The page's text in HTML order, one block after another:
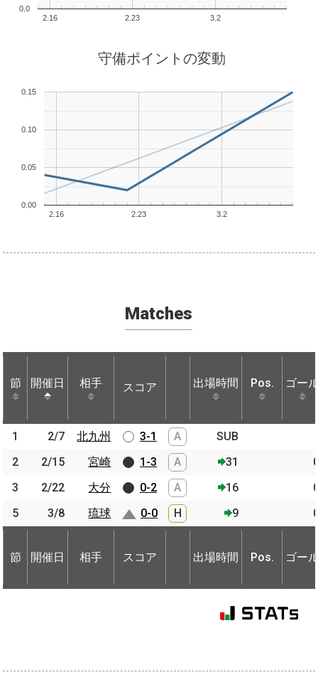
2.16 2.23 3.2
0.0
守備ポイントの変動
2.16 2.23 3.2
0.00
0.05
0.10
0.15
Matches
節 開催日 相手 スコア 出場時間 Pos. ゴー
節 開催日 相手 スコア 出場時間
1 2/7 北九州 3-1 A
SUB
2
2/15 宮崎 1-3 A 31
3
2/22 大分 0-2 A 16
5
3/8 琉球 0-0 H 9
節 開催日 相手 スコア 出場時間 Pos. ゴー
節 開催日 相手
1 2/7
北九州
2
2/15
宮崎
3
2/22
大分
5
3/8 琉球
節 開催日 相手